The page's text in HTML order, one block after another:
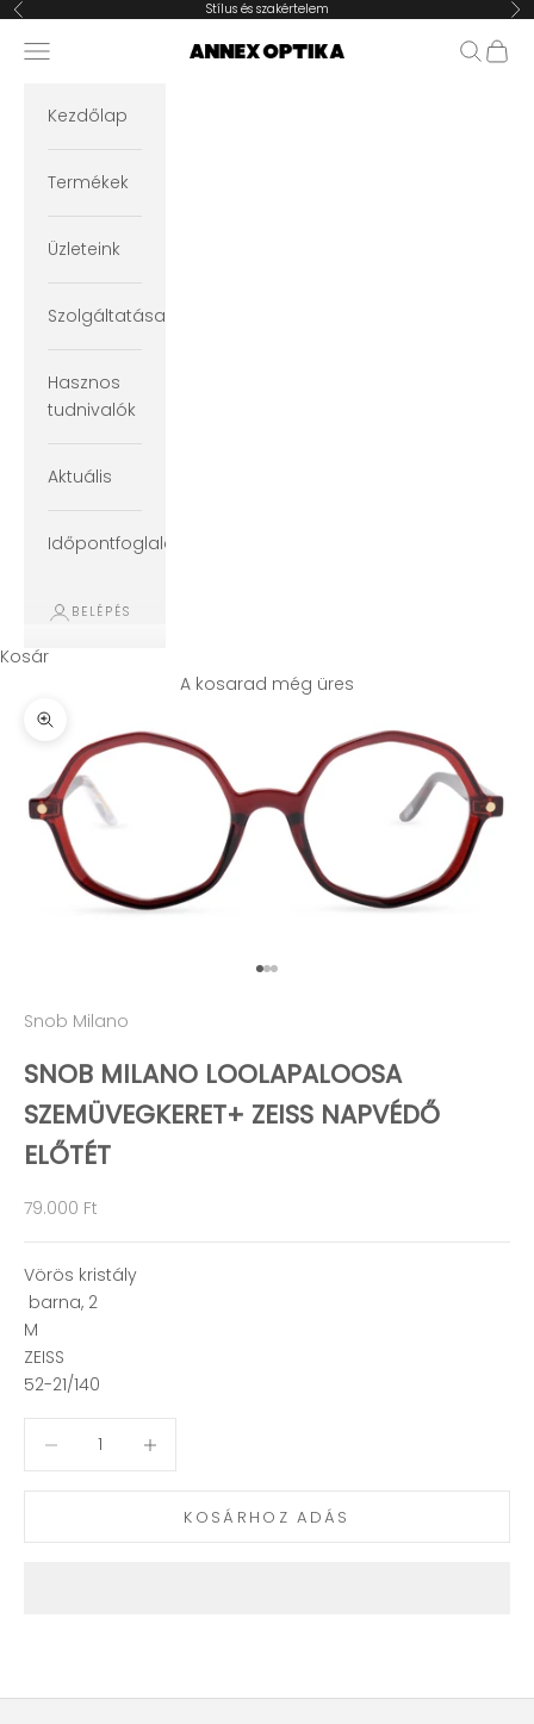
Ugrás a tartalomra
Előző Stílus és szakértelem
Annex Optika
Navigációs menü megnyitása
Kezdőlap
Termékek
Üzleteink
Szolgáltatásaink
Hasznos
tudnivalók
Aktuális
Időpontfoglalás
BELÉPÉS
Kosár
A kosarad még üres
Kép nagyítása
Ugrás a(z) 1. termékre
Ugrás a(z) 2. termékre
Ugrás a(z) 3. termékre
Snob Milano
SNOB MILANO LOOLAPALOOSA
SZEMÜVEGKERET+ ZEISS NAPVÉDŐ
ELŐTÉT
Akciós ár
79.000 Ft
Vörös kristály
barna, 2
M
ZEISS
52-21/140
KOSÁRHOZ ADÁS